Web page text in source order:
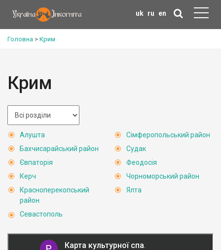
uk ru en
Головна > Крим
Крим
Алушта
Бахчисарайський район
Євпаторія
Керч
Красноперекопський
район
Севастополь
Сімферопольський район
Судак
Феодосія
Чорноморський район
Ялта